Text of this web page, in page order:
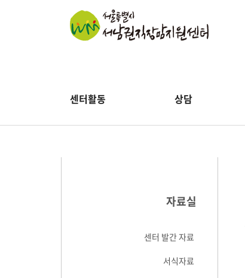
센터활동 상담
자료실
센터 발간 자료
서식자료